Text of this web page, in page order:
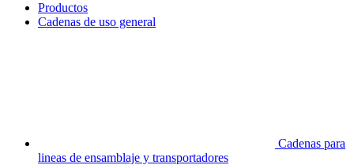
Productos
Cadenas de uso general
Cadenas para
lineas de ensamblaje y transportadores